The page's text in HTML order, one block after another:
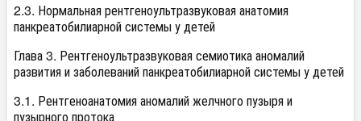
2.3. Нормальная рентгеноультразвуковая анатомия
панкреатобилиарной системы у детей
Глава 3. Рентгеноультразвуковая семиотика аномалий
развития и заболеваний панкреатобилиарной системы у детей
3.1. Рентгеноанатомия аномалий желчного пузыря и
пузырного протока